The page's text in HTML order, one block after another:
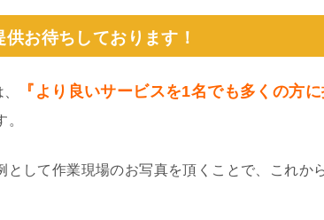
お待ちしております！
『より良いサービスを1名でも多くの方に
として作業現場のお写真を頂くことで、これか